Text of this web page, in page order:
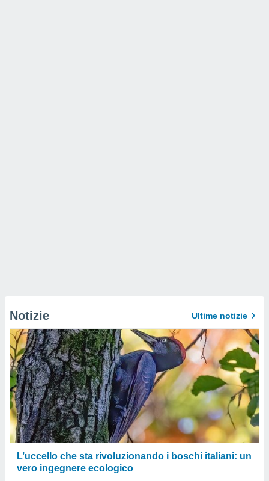
Notizie Ultime notizie
L’uccello che sta rivoluzionando i boschi italiani: un
vero ingegnere ecologico